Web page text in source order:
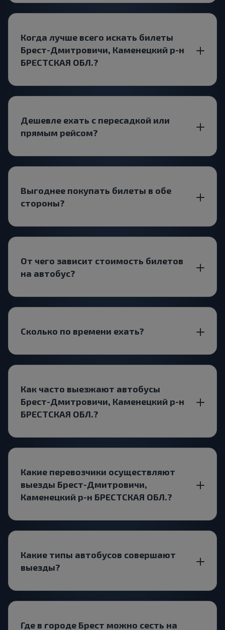
Когда лучше всего искать билеты
Брест-Дмитровичи, Каменецкий р-н
БРЕСТСКАЯ ОБЛ.?
Дешевле ехать с пересадкой или
прямым рейсом?
Выгоднее покупать билеты в обе
стороны?
От чего зависит стоимость билетов
на автобус?
Сколько по времени ехать?
Как часто выезжают автобусы
Брест-Дмитровичи, Каменецкий р-н
БРЕСТСКАЯ ОБЛ.?
Какие перевозчики осуществляют
выезды Брест-Дмитровичи,
Каменецкий р-н БРЕСТСКАЯ ОБЛ.?
Какие типы автобусов совершают
выезды?
Где в городе Брест можно сесть на